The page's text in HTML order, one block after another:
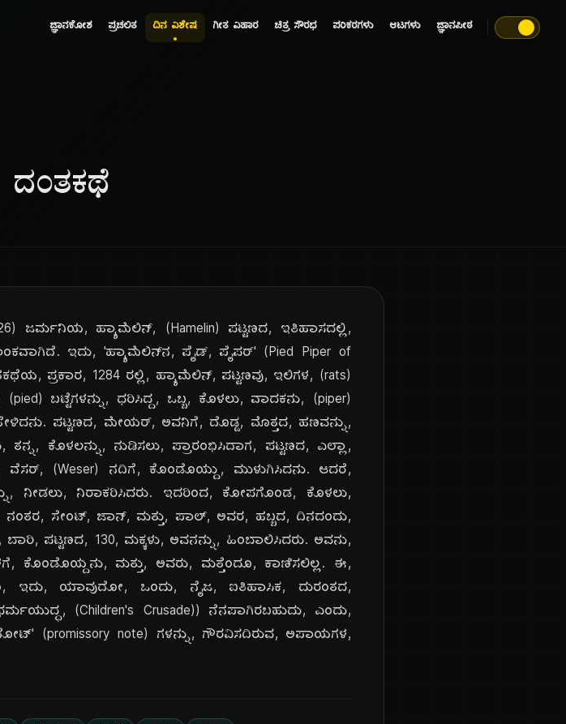
ಜ್ಞಾನಕೋಶ ಪ್ರಚಲಿತ ದಿನ ವಿಶೇಷ ಗೀತ ವಿಹಾರ ಚಿತ್ರ ಸೌರಭ ಪರಿಕರಗಳು ಆಟಗಳು ಜ್ಞಾನಪೀಠ
ಜರ್ಮನಿಯ, ಹ್ಯಾಮೆಲಿನ್, (Hamelin) ಪಟ್ಟಣದ, ಇತಿಹಾಸದಲ್ಲಿ,
ಇದು, 'ಹ್ಯಾಮೆಲಿನ್‌ನ, ಪೈಡ್, ಪೈಪರ್' (Pied Piper of
ಪ್ರಕಾರ, 1284 ರಲ್ಲಿ, ಹ್ಯಾಮೆಲಿನ್, ಪಟ್ಟಣವು, ಇಲಿಗಳ, (rats)
ಬಟ್ಟೆಗಳನ್ನು, ಧರಿಸಿದ್ದ, ಒಬ್ಬ, ಕೊಳಲು, ವಾದಕನು, (piper)
ಪಟ್ಟಣದ, ಮೇಯರ್, ಅವನಿಗೆ, ದೊಡ್ಡ, ಮೊತ್ತದ, ಹಣವನ್ನು,
ಕೊಳಲನ್ನು, ನುಡಿಸಲು, ಪ್ರಾರಂಭಿಸಿದಾಗ, ಪಟ್ಟಣದ, ಎಲ್ಲಾ,
ವೆಸರ್, (Weser) ನದಿಗೆ, ಕೊಂಡೊಯ್ದು, ಮುಳುಗಿಸಿದನು. ಆದರೆ,
ನೀಡಲು, ನಿರಾಕರಿಸಿದರು. ಇದರಿಂದ, ಕೋಪಗೊಂಡ, ಕೊಳಲು,
ನಂತರ, ಸೇಂಟ್, ಜಾನ್, ಮತ್ತು, ಪಾಲ್, ಅವರ, ಹಬ್ಬದ, ದಿನದಂದು,
ಪಟ್ಟಣದ, 130, ಮಕ್ಕಳು, ಅವನನ್ನು, ಹಿಂಬಾಲಿಸಿದರು. ಅವನು,
ಕೊಂಡೊಯ್ದನು, ಮತ್ತು, ಅವರು, ಮತ್ತೆಂದೂ, ಕಾಣಿಸಲಿಲ್ಲ. ಈ,
ಇದು, ಯಾವುದೋ, ಒಂದು, ನೈಜ, ಐತಿಹಾಸಿಕ, ದುರಂತದ,
(Children's Crusade)) ನೆನಪಾಗಿರಬಹುದು, ಎಂದು,
(promissory note) ಗಳನ್ನು, ಗೌರವಿಸದಿರುವ, ಅಪಾಯಗಳ,